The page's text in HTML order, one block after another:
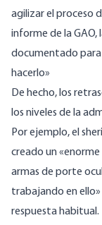
agilizar el proceso
informe de la GAO,
documentado para
hacerlo»
De hecho, los
los niveles de la
Por ejemplo, el
creado un «enorme
armas de porte
trabajando en
respuesta habitual.